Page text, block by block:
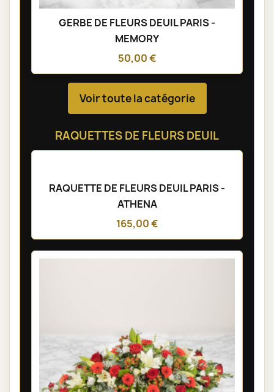
GERBE DE FLEURS DEUIL PARIS -
MEMORY
50,00 €
Voir toute la catégorie
RAQUETTES DE FLEURS DEUIL
RAQUETTE DE FLEURS DEUIL PARIS -
ATHENA
165,00 €